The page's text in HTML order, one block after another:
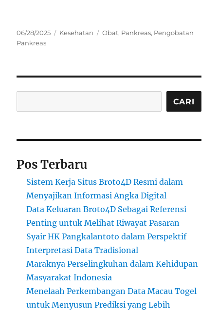
Posted
on
06/28/2025 Categories
Kesehatan Tags
Obat, Pankreas, Pengobatan
Pankreas
CARI
Pos Terbaru
Sistem Kerja Situs Broto4D Resmi dalam
Menyajikan Informasi Angka Digital
Data Keluaran Broto4D Sebagai Referensi
Penting untuk Melihat Riwayat Pasaran
Syair HK Pangkalantoto dalam Perspektif
Interpretasi Data Tradisional
Maraknya Perselingkuhan dalam Kehidupan
Masyarakat Indonesia
Menelaah Perkembangan Data Macau Togel
untuk Menyusun Prediksi yang Lebih